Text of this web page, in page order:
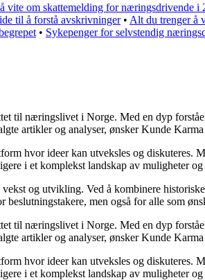
vite om skattemelding for næringsdrivende i
til å forstå avskrivninger• Alt du trenger å
• Sykepenger for selvstendig
til næringslivet i Norge. Med en dyp
artikler og analyser, ønsker Kunde
hvor ideer kan utveksles og diskuteres.
i et komplekst landskap av muligheter
og utvikling. Ved å kombinere
men også for alle som
til næringslivet i Norge. Med en dyp
artikler og analyser, ønsker Kunde
hvor ideer kan utveksles og diskuteres.
i et komplekst landskap av muligheter